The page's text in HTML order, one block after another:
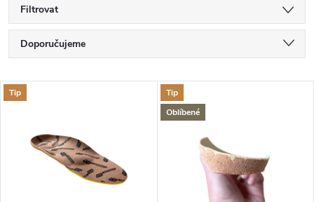
Filtrovat
Ř
a
Doporučujeme
Nejdražší
Abecedně
V
Tip
Tip
Oblíbené